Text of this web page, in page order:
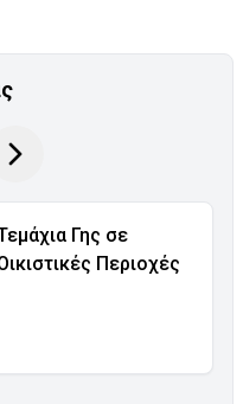
Γης σε
Περιοχές